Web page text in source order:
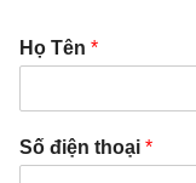
Họ Tên *
Số điện thoại *